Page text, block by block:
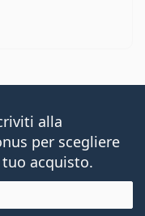
di 5
alla
per scegliere
acquisto.